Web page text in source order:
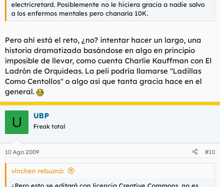
electricretard. Posiblemente no le hiciera gracia a nadie salvo
a los enfermos mentales pero chanaría 10K.
Pero ahí está el reto, ¿no? intentar hacer un largo, una
historia dramatizada basándose en algo en principio
imposible de llevar, como cuenta Charlie Kauffman con El
Ladrón de Orquideas. La peli podría llamarse "Ladillas
Como Centollos" o algo así que tanta gracia hace en el
general.
U UBP
Freak total
10 Ago 2009 #10
vinchen rebuznó:
¿Pero esto se editará con licencia Creative Commons, no es